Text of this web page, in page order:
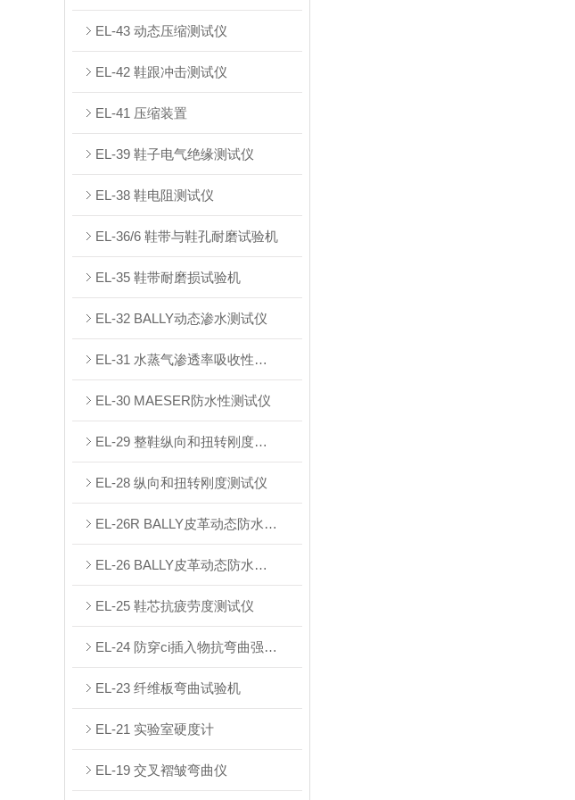
EL-43 动态压缩测试仪
EL-42 鞋跟冲击测试仪
EL-41 压缩装置
EL-39 鞋子电气绝缘测试仪
EL-38 鞋电阻测试仪
EL-36/6 鞋带与鞋孔耐磨试验机
EL-35 鞋带耐磨损试验机
EL-32 BALLY动态渗水测试仪
EL-31 水蒸气渗透率吸收性测试仪
EL-30 MAESER防水性测试仪
EL-29 整鞋纵向和扭转刚度测试仪
EL-28 纵向和扭转刚度测试仪
EL-26R BALLY皮革动态防水试验机
EL-26 BALLY皮革动态防水试验机
EL-25 鞋芯抗疲劳度测试仪
EL-24 防穿ci插入物抗弯曲强度测试仪
EL-23 纤维板弯曲试验机
EL-21 实验室硬度计
EL-19 交叉褶皱弯曲仪